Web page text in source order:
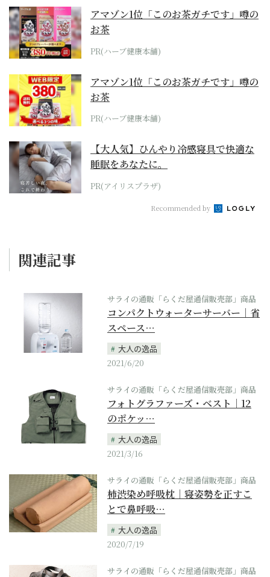
アマゾン1位「このお茶ガチです」噂の
お茶
PR(ハーブ健康本舗)
アマゾン1位「このお茶ガチです」噂の
お茶
PR(ハーブ健康本舗)
【大人気】ひんやり冷感寝具で快適な
睡眠をあなたに。
PR(アイリスプラザ)
Recommended by
関連記事
サライの通販「らくだ屋通信販売部」商品
コンパクトウォーターサーバー｜省
スペース…
大人の逸品
2021/6/20
サライの通販「らくだ屋通信販売部」商品
フォトグラファーズ・ベスト｜12
のポケッ…
大人の逸品
2021/3/16
サライの通販「らくだ屋通信販売部」商品
柿渋染め呼吸枕｜寝姿勢を正すこ
とで鼻呼吸…
大人の逸品
2020/7/19
サライの通販「らくだ屋通信販売部」商品